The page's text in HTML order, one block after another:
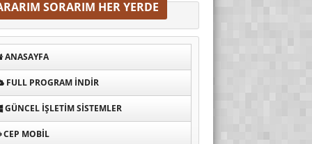
SORARIM HER YERDE
ANASAYFA
FULL PROGRAM INDIR
GÜNCEL İŞLETIM SISTEMLER
CEP MOBIL